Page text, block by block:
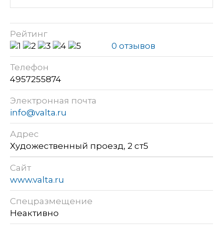
Рейтинг
0 отзывов
Телефон
4957255874
Электронная почта
info@valta.ru
Адрес
Художественный проезд, 2 ст5
Сайт
www.valta.ru
Спецразмещение
Неактивно